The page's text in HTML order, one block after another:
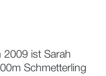
2009 ist Sarah
Schmetterling